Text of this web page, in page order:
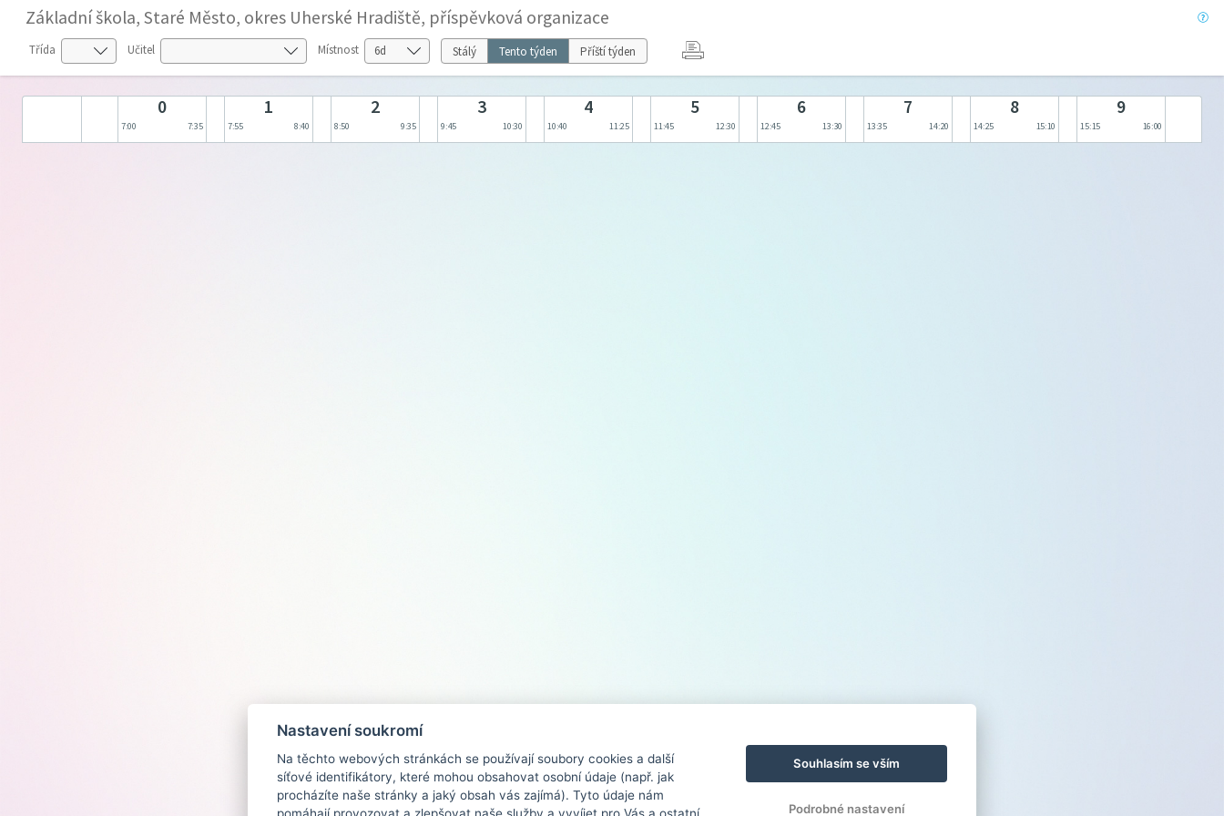
Základní škola, Staré Město, okres Uherské Hradiště, příspěvková organizace
Třída Učitel Místnost Stálý Tento týden Příští týden
0
7:00 7:35
1
7:55 8:40
2
8:50 9:35
3
9:45 10:30
4
10:40 11:25
5
11:45 12:30
6
12:45 13:30
7
13:35 14:20
8
14:25 15:10
9
15:15 16:00
Nastavení soukromí
Na těchto webových stránkách se používají soubory cookies a další
síťové identifikátory, které mohou obsahovat osobní údaje (např. jak
procházíte naše stránky a jaký obsah vás zajímá). Tyto údaje nám
Souhlasím se vším
Podrobné nastavení